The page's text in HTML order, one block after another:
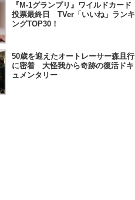
『M-1グランプリ』ワイルドカード
投票最終日 TVer「いいね」ランキ
ングTOP30！
50歳を迎えたオートレーサー森且行
に密着 大怪我から奇跡の復活ドキ
ュメンタリー